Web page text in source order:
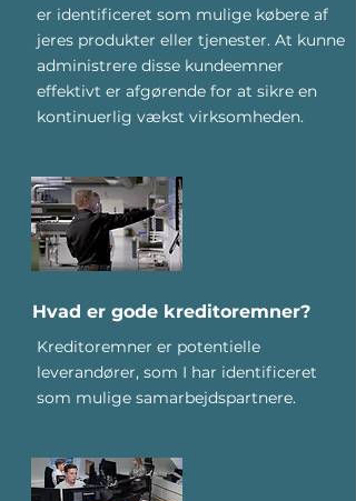
er identificeret som mulige købere af
jeres produkter eller tjenester. At kunne
administrere disse kundeemner
effektivt er afgørende for at sikre en
kontinuerlig vækst virksomheden.
Hvad er gode kreditoremner?
Kreditoremner er potentielle
leverandører, som I har identificeret
som mulige samarbejdspartnere.